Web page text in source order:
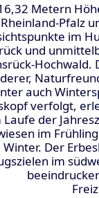
Metern
Pfalz
im
und
Hochwald.
auch
verfolgt,
Laufe der
im
Winter. Der
im